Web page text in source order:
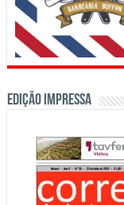
Edição Impressa